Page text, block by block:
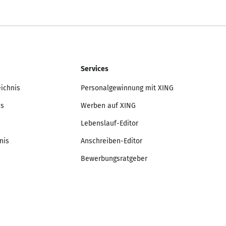
Services
Personalgewinnung mit XING
Werben auf XING
Lebenslauf-Editor
Anschreiben-Editor
Bewerbungsratgeber